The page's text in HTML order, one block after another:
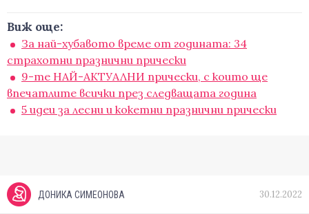
Виж още:
За най-хубавото време от годината: 34
страхотни празнични прически
9-те НАЙ-АКТУАЛНИ прически, с които ще
впечатлите всички през следващата година
5 идеи за лесни и кокетни празнични прически
ДОНИКА СИМЕОНОВА 30.12.2022